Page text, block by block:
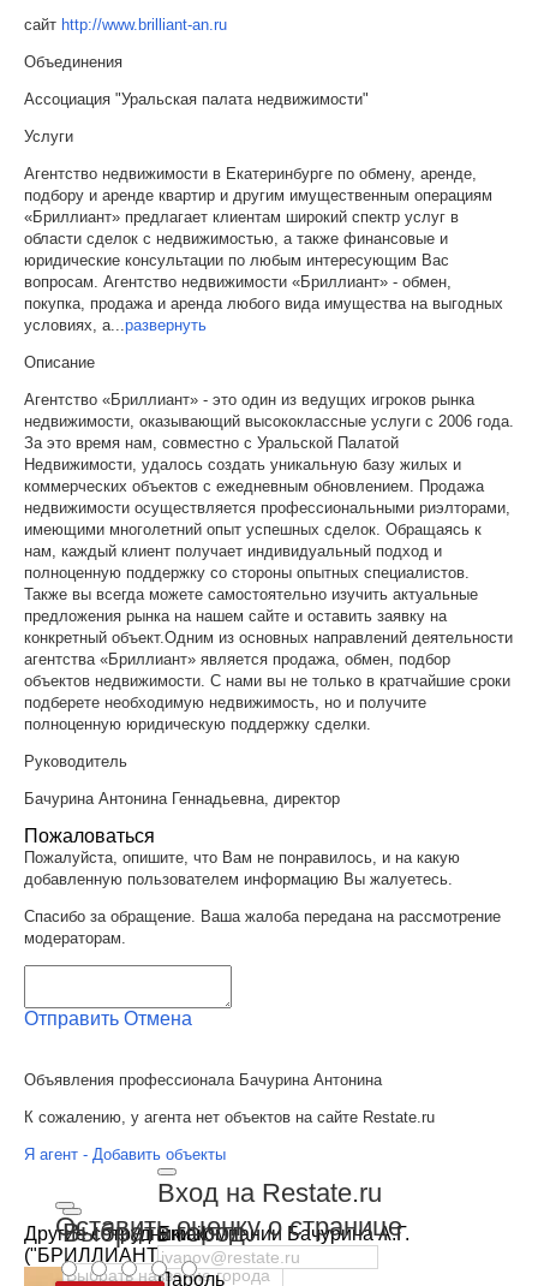
Выбрать город
Вход на Restate.ru
Email
Пароль
сайт http://www.brilliant-an.ru
Объединения
Ассоциация "Уральская палата недвижимости"
Услуги
Агентство недвижимости в Екатеринбурге по обмену, аренде,
подбору и аренде квартир и другим имущественным операциям
«Бриллиант» предлагает клиентам широкий спектр услуг в
области сделок с недвижимостью, а также финансовые и
юридические консультации по любым интересующим Вас
вопросам. Агентство недвижимости «Бриллиант» - обмен,
покупка, продажа и аренда любого вида имущества на выгодных
условиях, а...развернуть
Описание
Агентство «Бриллиант» - это один из ведущих игроков рынка
недвижимости, оказывающий высококлассные услуги с 2006 года.
За это время нам, совместно с Уральской Палатой
Недвижимости, удалось создать уникальную базу жилых и
коммерческих объектов с ежедневным обновлением. Продажа
недвижимости осуществляется профессиональными риэлторами,
имеющими многолетний опыт успешных сделок. Обращаясь к
нам, каждый клиент получает индивидуальный подход и
полноценную поддержку со стороны опытных специалистов.
Также вы всегда можете самостоятельно изучить актуальные
предложения рынка на нашем сайте и оставить заявку на
конкретный объект.Одним из основных направлений деятельности
агентства «Бриллиант» является продажа, обмен, подбор
объектов недвижимости. С нами вы не только в кратчайшие сроки
подберете необходимую недвижимость, но и получите
полноценную юридическую поддержку сделки.
Руководитель
Бачурина Антонина Геннадьевна, директор
Пожаловаться
Пожалуйста, опишите, что Вам не понравилось, и на какую
добавленную пользователем информацию Вы жалуетесь.
Спасибо за обращение. Ваша жалоба передана на рассмотрение
модераторам.
Отправить Отмена
Объявления профессионала Бачурина Антонина
К сожалению, у агента нет объектов на сайте Restate.ru
Я агент - Добавить объекты
Другие сотрудники компании Бачурина А.Г.
("БРИЛЛИАНТ")
Оставить оценку о странице